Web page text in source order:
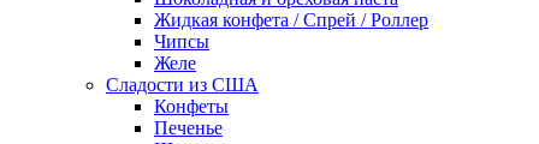
Жидкая конфета / Спрей / Роллер
Чипсы
Желе
Сладости из США
Конфеты
Печенье